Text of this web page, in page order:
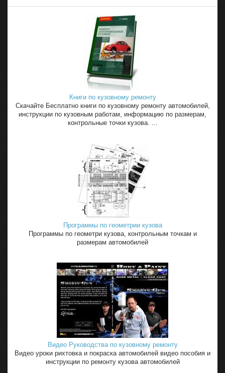
Книги по кузовному ремонту
Скачайте Бесплатно книги по кузовному ремонту автомобилей,
инструкции по кузовным работам, информацию по размерам,
контрольные точки кузова. ...
Программы по геометрии кузова
Программы по геометри кузова, контрольным точкам и
размерам автомобилей
Видео Руководства по кузовному ремонту
Видео уроки рихтовка и покраска автомобилей видео пособия и
инструкции по ремонту кузова автомобилей